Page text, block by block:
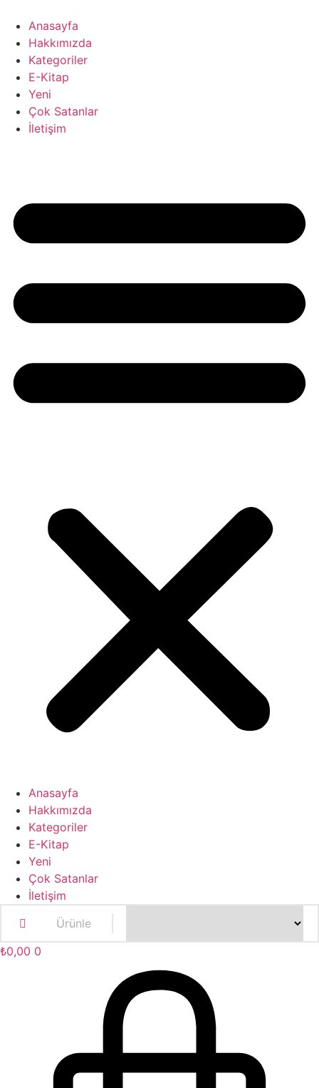
atla
Anasayfa
Hakkımızda
Kategoriler
E-Kitap
Yeni
Çok Satanlar
İletişim
Anasayfa
Hakkımızda
Kategoriler
E-Kitap
Yeni
Çok Satanlar
İletişim
₺0,00 0